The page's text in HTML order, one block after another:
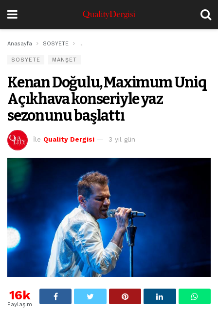
Anasayfa SOSYETE Kenan Doğulu, Maximum Uniq Açıkhava
SOSYETE MANŞET
Kenan Doğulu, Maximum Uniq
Açıkhava konseriyle yaz
sezonunu başlattı
İle Quality Dergisi 3 yıl gün
16k
Paylaşım